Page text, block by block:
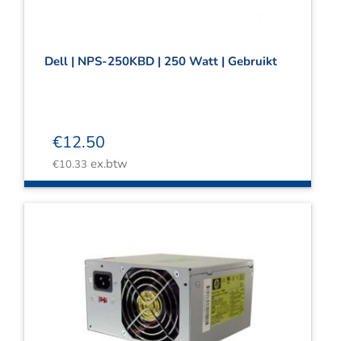
Dell | NPS-250KBD | 250 Watt | Gebruikt
€12.50
€10.33 ex.btw